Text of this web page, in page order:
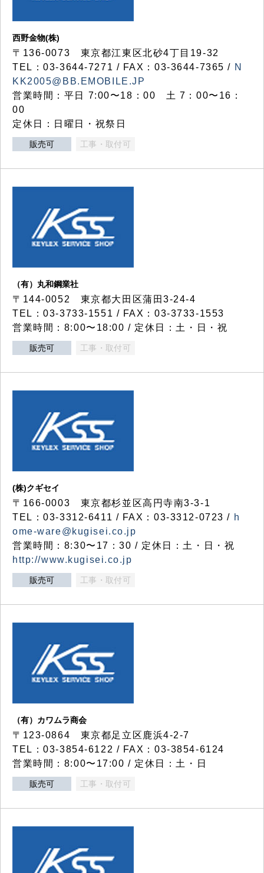
西野金物(株)
〒136-0073 東京都江東区北砂4丁目19-32
TEL：03‐3644‐7271 / FAX：03-3644-7365 / N
KK2005@BB.EMOBILE.JP
営業時間：平日 7:00〜18：00 土 7：00〜16：
00
定休日：日曜日・祝祭日
販売可 工事・取付可
（有）丸和鋼業社
〒144-0052 東京都大田区蒲田3-24-4
TEL：03-3733-1551 / FAX：03-3733-1553
営業時間：8:00〜18:00 / 定休日：土・日・祝
販売可 工事・取付可
(株)クギセイ
〒166-0003 東京都杉並区高円寺南3-3-1
TEL：03-3312-6411 / FAX：03-3312-0723 / h
ome-ware@kugisei.co.jp
営業時間：8:30〜17：30 / 定休日：土・日・祝
http://www.kugisei.co.jp
販売可 工事・取付可
（有）カワムラ商会
〒123-0864 東京都足立区鹿浜4-2-7
TEL：03-3854-6122 / FAX：03-3854-6124
営業時間：8:00〜17:00 / 定休日：土・日
販売可 工事・取付可